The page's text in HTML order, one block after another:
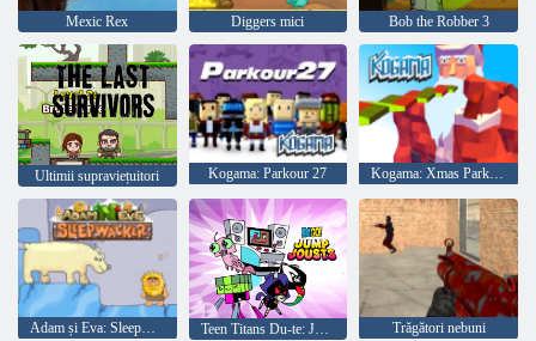
Mexic Rex Diggers mici Bob the Robber 3
Ultimii supraviețuitori Kogama: Parkour 27 Kogama: Xmas Parkour
Adam și Eva: Sleepwalker Teen Titans Du-te: Jump Jump Trăgători nebuni